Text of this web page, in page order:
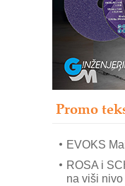
Promo
IB
poverenja
RMQ-
–
upravljanje
Sigurnije
solarnim
EVOKS
ROSA i
na viši nivo